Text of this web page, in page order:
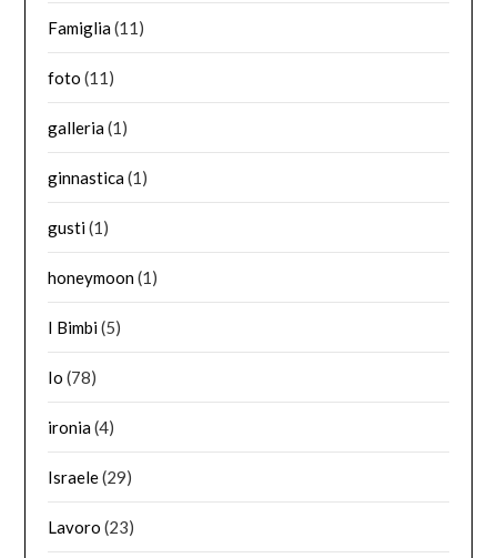
Famiglia(11)
foto (11)
galleria(1)
ginnastica(1)
gusti(1)
honeymoon(1)
I Bimbi(5)
Io (78)
ironia(4)
Israele(29)
Lavoro (23)